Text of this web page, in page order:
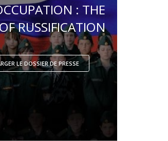
: THE
RUSSIFICATION
LE DOSSIER DE PRESSE